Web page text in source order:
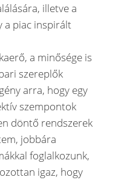
illetve a
a piac inspirált
a minősége is
szereplők
arra, hogy egy
szempontok
döntő rendszerek
jobbára
foglalkozunk,
igaz, hogy